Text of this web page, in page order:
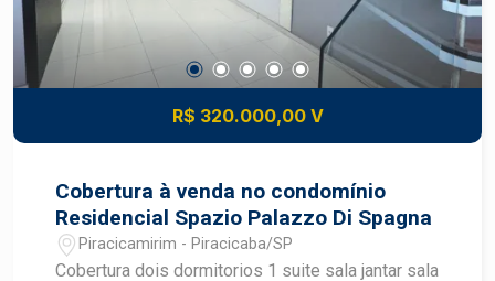
R$ 320.000,00 V
Cobertura à venda no condomínio
Residencial Spazio Palazzo Di Spagna
Piracicamirim - Piracicaba/SP
Cobertura dois dormitorios 1 suite sala jantar sala